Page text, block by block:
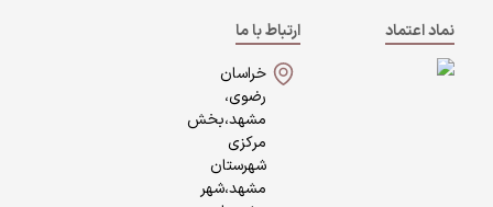
نماد اعتماد
ارتباط با ما
خراسان
رضوی،
مشهد،بخش
مرکزی
شهرستان
مشهد،شهر